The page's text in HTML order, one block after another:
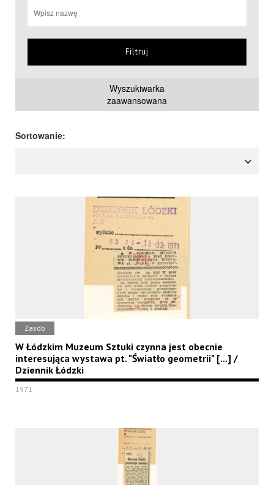
Filtruj
Wyszukiwarka
zaawansowana
Sortowanie:
Zasób
W Łódzkim Muzeum Sztuki czynna jest obecnie
interesująca wystawa pt. "Światło geometrii" [...] /
Dziennik Łódzki
1971